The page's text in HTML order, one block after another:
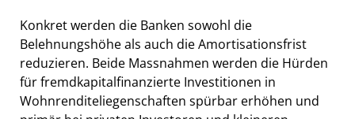
Konkret werden die Banken sowohl die
Belehnungshöhe als auch die Amortisationsfrist
reduzieren. Beide Massnahmen werden die Hürden
für fremdkapitalfinanzierte Investitionen in
Wohnrenditeliegenschaften spürbar erhöhen und